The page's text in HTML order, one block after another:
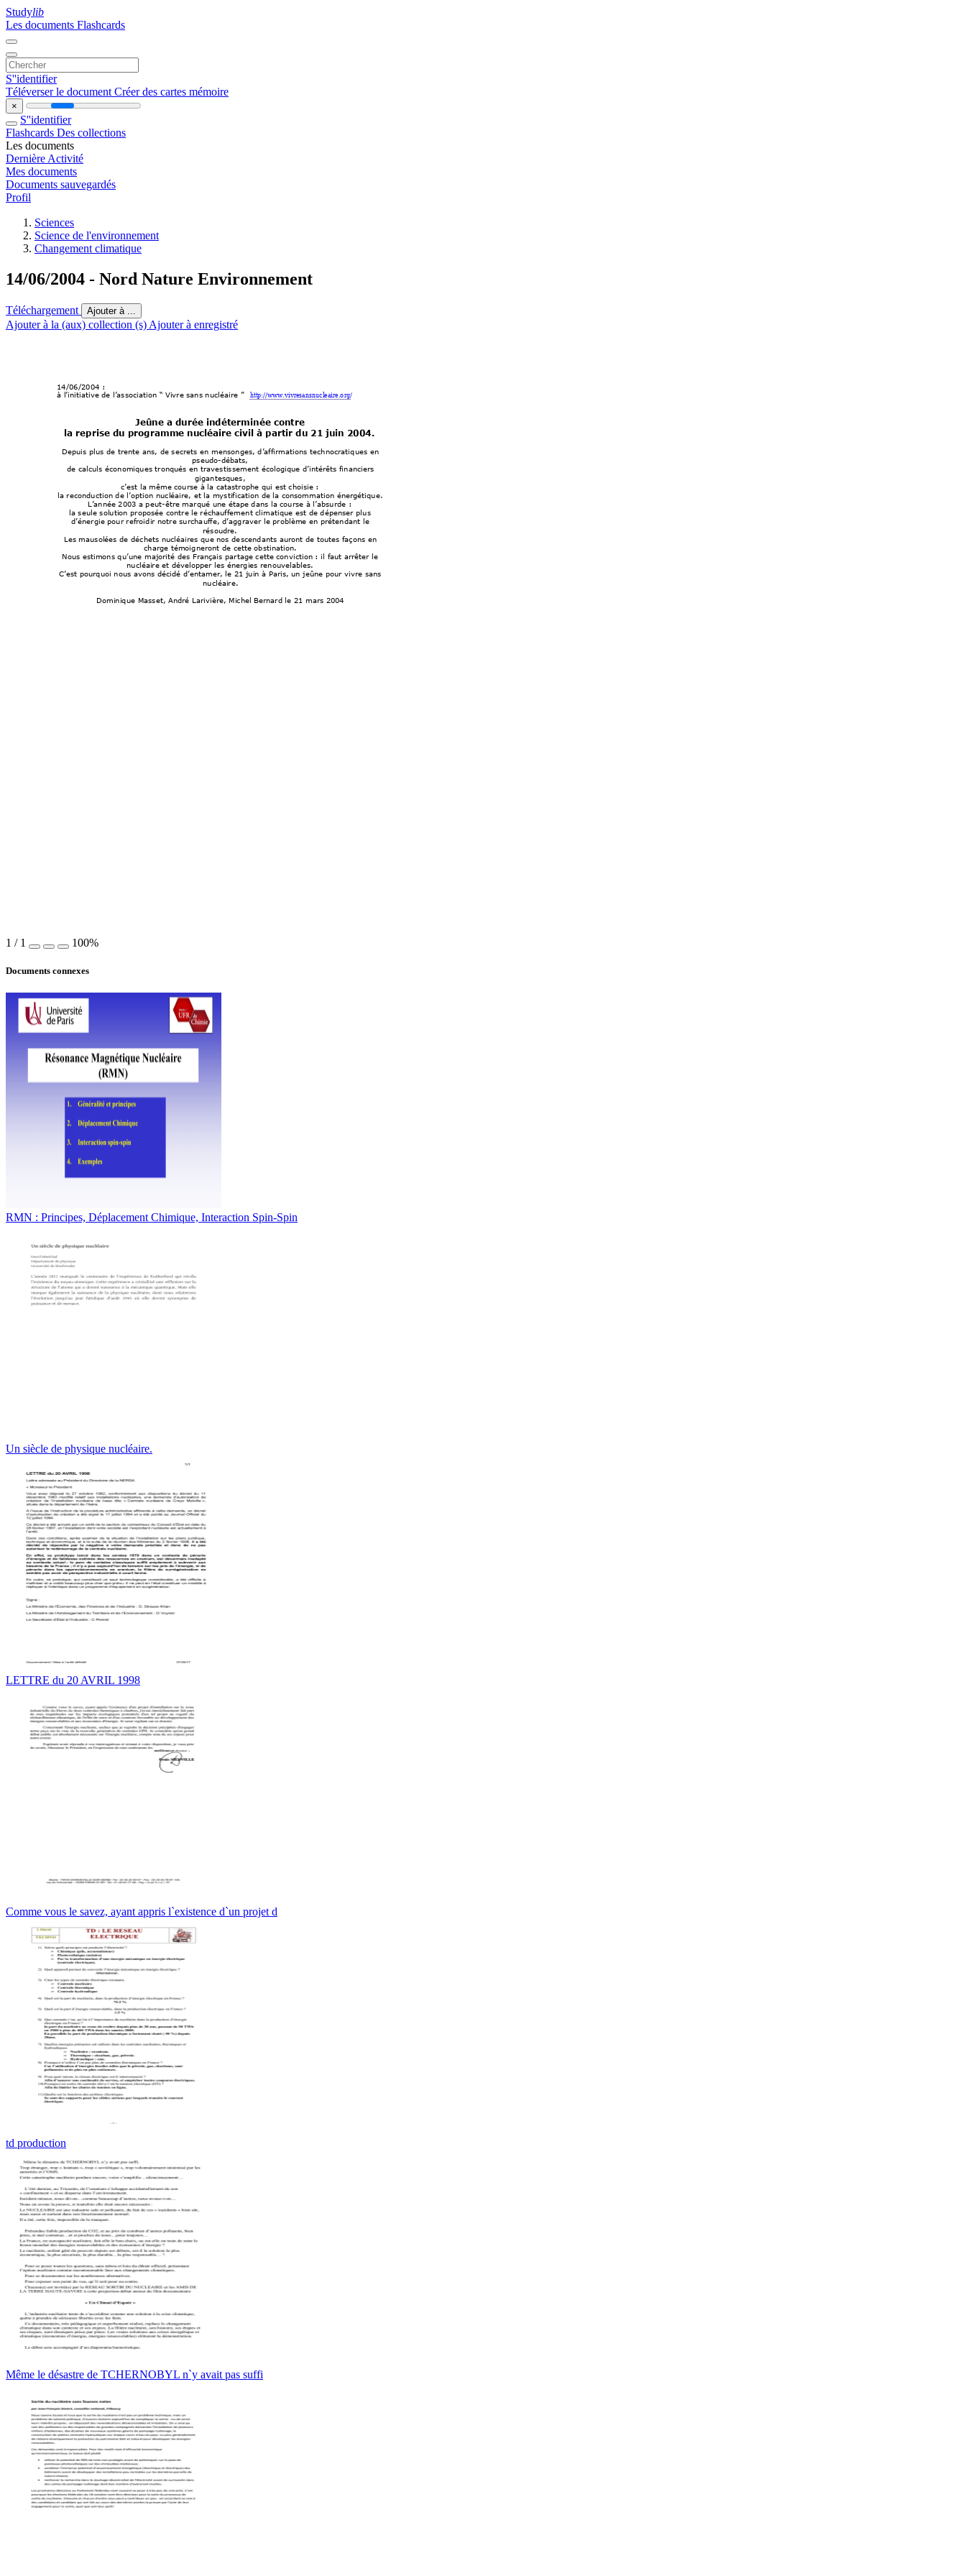
Studylib
Les documents Flashcards
S''identifier
Téléverser le document Créer des cartes mémoire
×
S''identifier
Flashcards Des collections
Les documents
Dernière Activité
Mes documents
Documents sauvegardés
Profil
Sciences
Science de l'environnement
Changement climatique
14/06/2004 - Nord Nature Environnement
Téléchargement Ajouter à ...
Ajouter à la (aux) collection (s) Ajouter à enregistré
14/06/2004 :
à l’initiative de l’association “ Vivre sans nucléaire ” http://www.vivresansnucleaire.org/
Jeûne a durée indéterminée contre
la reprise du programme nucléaire civil à partir du 21 juin 2004.
Depuis pl us de trente ans, de secrets en mensonges, d’affirmations technocratiques en
pseudo-débats,
de calcul s économiques tronqués en travestissement écologique d’intérêts financiers
gigantesques,
c’est la même course à la catastrophe qui est choisie :
la reconduction de l
’option nucléaire, et l a mystification de la consommation énergétique.
L’année 2003 a peut-être marqué une étape dans la course à l ’absurde :
la seul e solution proposée contre le réchauffement climatique est de dépenser plus
d’énergie pour refroidir notre surchauffe, d’aggraver le problème en prétendant l e
résoudre.
Les mausolées de déchets nucl éaires que nos descendants auront de toutes façons en
charge témoigneront de cette obstination.
Nous estimons qu’une majorité des Français partage cette conviction : il
faut arrêter le
nucléaire et dével opper les énergies renouvelab les.
C’est pourquoi nous avons décidé d’entamer, l e 21 juin à Paris, un jeûne pour vivre sans
nucléaire.
Dominique Masset, André Larivière, Michel Bernard l e 21 mars 2004
1 / 1 100%
Documents connexes
RMN : Principes, Déplacement Chimique, Interaction Spin-Spin
Un siècle de physique nucléaire.
LETTRE du 20 AVRIL 1998
Comme vous le savez, ayant appris l`existence d`un projet d
td production
Même le désastre de TCHERNOBYL n`y avait pas suffi